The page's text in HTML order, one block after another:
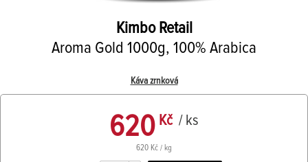
KimboRetail
Aroma Gold 1000g, 100% Arabica
Káva zrnková
620 Kč / ks
620 Kč / kg